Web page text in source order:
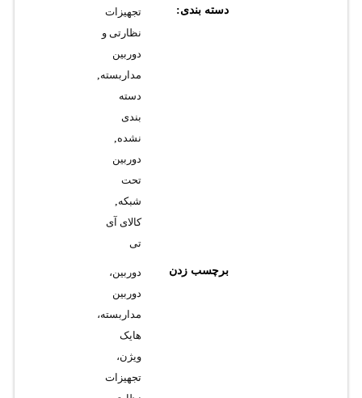
دسته بندی:
تجهیزات
نظارتی و
دوربین
مداربسته,
دسته
بندی
نشده,
دوربین
تحت
شبکه,
کالای آی
تی
برچسب زدن
دوربین،
دوربین
مداربسته،
هایک
ویژن،
تجهیزات